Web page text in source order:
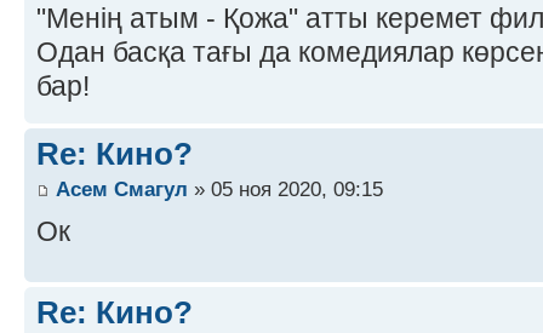
"Менің атым - Қожа" атты керемет
Одан басқа тағы да комедиялар
бар!
Re: Кино?
Асем Смагул » 05 ноя 2020, 09:15
Ок
Re: Кино?